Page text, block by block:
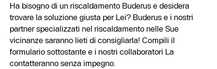
Ha bisogno di un riscaldamento Buderus e desidera
trovare la soluzione giusta per Lei? Buderus e i nostri
partner specializzati nel riscaldamento nelle Sue
vicinanze saranno lieti di consigliarla! Compili il
formulario sottostante e i nostri collaboratori La
contatteranno senza impegno.